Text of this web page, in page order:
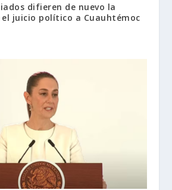
difieren de nuevo la
el juicio político a Cuauhtémoc